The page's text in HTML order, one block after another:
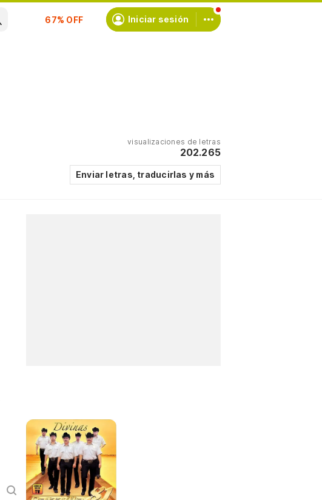
Suscríbete Iniciar sesión
visualizaciones de letras
202.265
Enviar letras, traducirlas y más